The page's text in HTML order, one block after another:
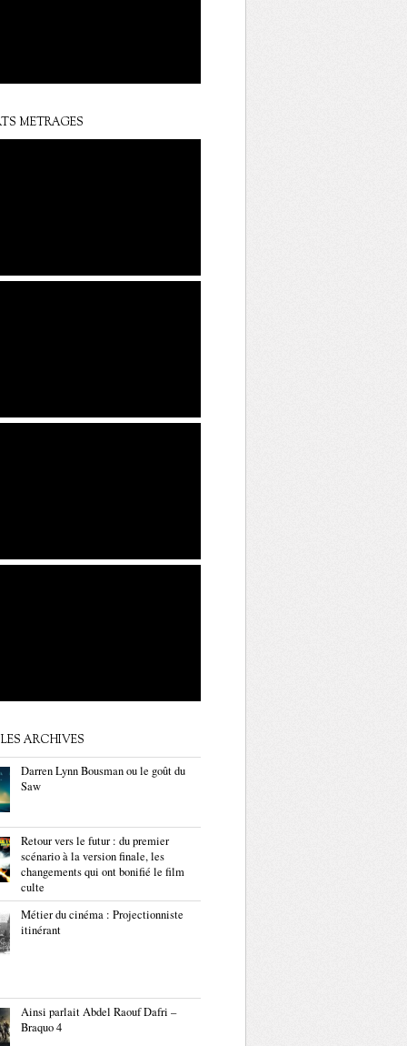
METRAGES
ARCHIVES
Darren Lynn Bousman ou le goût du
Saw
Retour vers le futur : du premier
scénario à la version finale, les
changements qui ont bonifié le film
culte
Métier du cinéma : Projectionniste
itinérant
Ainsi parlait Abdel Raouf Dafri –
Braquo 4